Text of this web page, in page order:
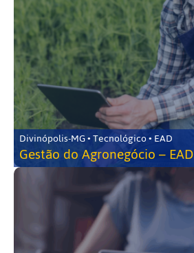
Divinópolis-MG • Tecnológico • EAD
Gestão do Agronegócio – EAD